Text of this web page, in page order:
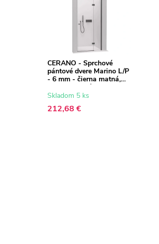
CERANO - Sprchové
pántové dvere Marino L/P
- 6 mm - čierna matná,
transparentné sklo -
90x190 cm
Skladom 5 ks
212,68 €